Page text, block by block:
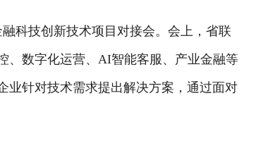
科技创新技术项目对接会。会上，省联
、数字化运营、AI智能客服、产业金融等
业针对技术需求提出解决方案，通过面对